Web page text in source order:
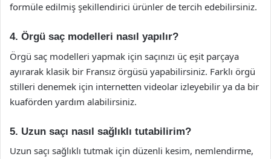
formüle edilmiş şekillendirici ürünler de tercih edebilirsiniz.
4. Örgü saç modelleri nasıl yapılır?
Örgü saç modelleri yapmak için saçınızı üç eşit parçaya
ayırarak klasik bir Fransız örgüsü yapabilirsiniz. Farklı örgü
stilleri denemek için internetten videolar izleyebilir ya da bir
kuaförden yardım alabilirsiniz.
5. Uzun saçı nasıl sağlıklı tutabilirim?
Uzun saçı sağlıklı tutmak için düzenli kesim, nemlendirme,